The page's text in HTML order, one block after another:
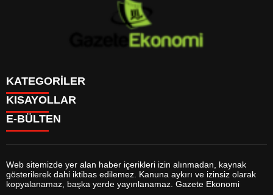
KATEGORİLER
GÜNDEM
DÜNYA
SİYASET
MAGAZİN
SAĞLIK
EĞİTİM
YAŞAM
KISAYOLLAR
BURÇLAR
CANLI TV
FİKSTÜR
FİRMA EKLE
FİRMA REHBERİ
E-BÜLTEN
gazeteekonomi.com e-bültenine abone olarak, tarafınıza haber,
Web sitemizde yer alan haber içerikleri izin alınmadan, kaynak
gösterilerek dahi iktibas edilemez. Kanuna aykırı ve izinsiz olarak
kopyalanamaz, başka yerde yayınlanamaz. Gazete Ekonomi